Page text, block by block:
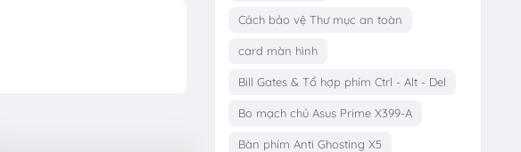
Cách bảo vệ Thư mục an toàn
card màn hình
Bill Gates & Tổ hợp phím Ctrl - Alt - Del
Bo mạch chủ Asus Prime X399-A
Bàn phím Anti Ghosting X5